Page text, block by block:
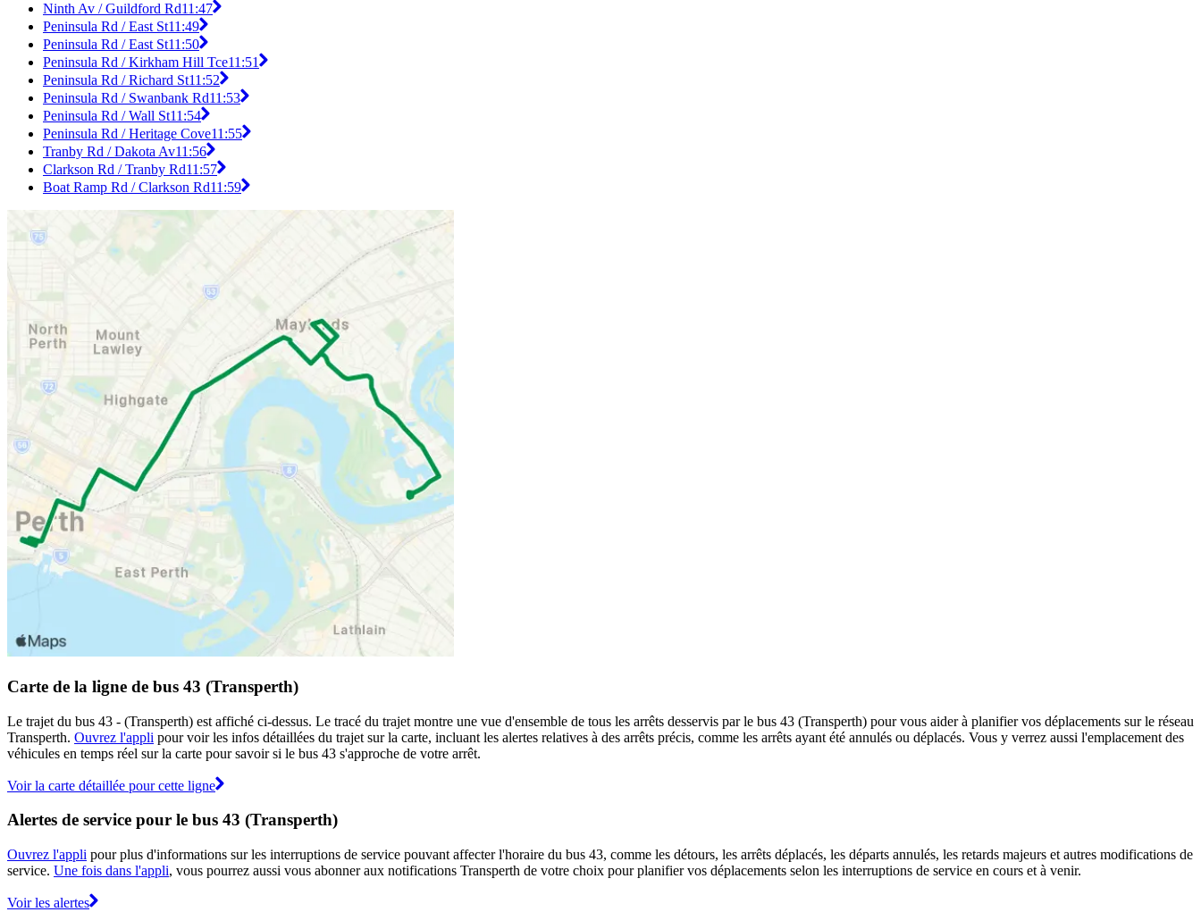
Ninth Av / Guildford Rd11:47
Peninsula Rd / East St11:49
Peninsula Rd / East St11:50
Peninsula Rd / Kirkham Hill Tce11:51
Peninsula Rd / Richard St11:52
Peninsula Rd / Swanbank Rd11:53
Peninsula Rd / Wall St11:54
Peninsula Rd / Heritage Cove11:55
Tranby Rd / Dakota Av11:56
Clarkson Rd / Tranby Rd11:57
Boat Ramp Rd / Clarkson Rd11:59
Carte de la ligne de bus 43 (Transperth)
Le trajet du bus 43 - (Transperth) est affiché ci-dessus. Le tracé du trajet montre une vue d'ensemble de tous les arrêts desservis par le bus 43 (Transperth) pour vous aider à planifier vos déplacements sur le réseau
Transperth. Ouvrez l'appli pour voir les infos détaillées du trajet sur la carte, incluant les alertes relatives à des arrêts précis, comme les arrêts ayant été annulés ou déplacés. Vous y verrez aussi l'emplacement des
véhicules en temps réel sur la carte pour savoir si le bus 43 s'approche de votre arrêt.
Voir la carte détaillée pour cette ligne
Alertes de service pour le bus 43 (Transperth)
Ouvrez l'appli pour plus d'informations sur les interruptions de service pouvant affecter l'horaire du bus 43, comme les détours, les arrêts déplacés, les départs annulés, les retards majeurs et autres modifications de
service. Une fois dans l'appli, vous pourrez aussi vous abonner aux notifications Transperth de votre choix pour planifier vos déplacements selon les interruptions de service en cours et à venir.
Voir les alertes